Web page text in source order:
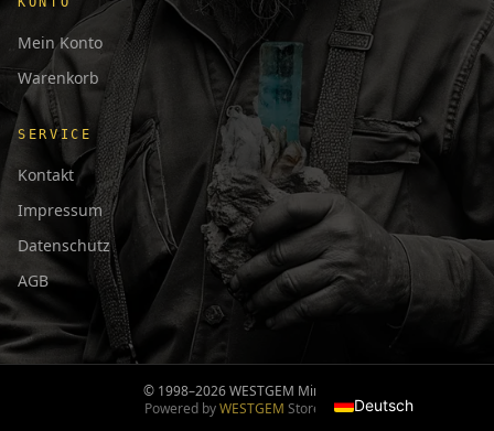
Mein Konto
Warenkorb
SERVICE
Kontakt
Impressum
Datenschutz
AGB
© 1998–2026 WESTGEM Minerals
Powered byWESTGEM Storefront Deutsch
English
日本語